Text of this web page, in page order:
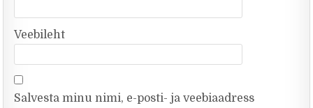
Veebileht
Salvesta minu nimi, e-posti- ja veebiaadress